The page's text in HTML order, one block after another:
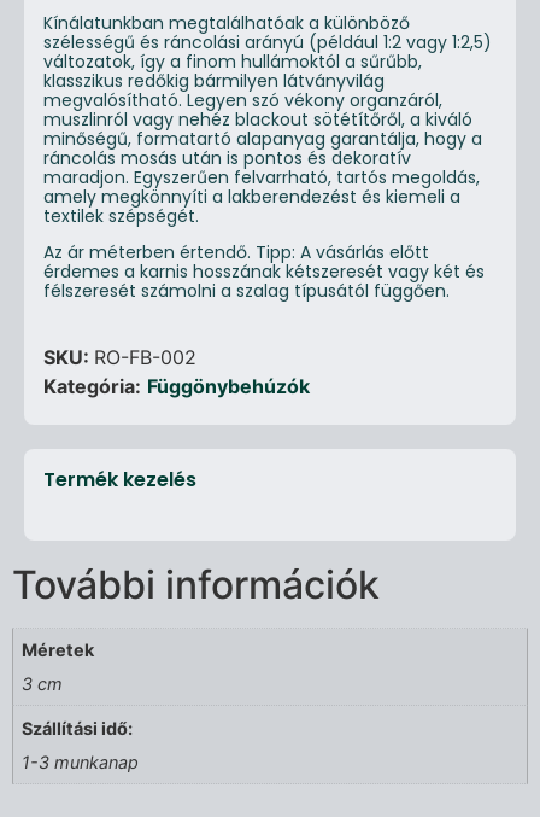
Kínálatunkban megtalálhatóak a különböző
szélességű és ráncolási arányú (például 1:2 vagy 1:2,5)
változatok, így a finom hullámoktól a sűrűbb,
klasszikus redőkig bármilyen látványvilág
megvalósítható. Legyen szó vékony organzáról,
muszlinról vagy nehéz blackout sötétítőről, a kiváló
minőségű, formatartó alapanyag garantálja, hogy a
ráncolás mosás után is pontos és dekoratív
maradjon. Egyszerűen felvarrható, tartós megoldás,
amely megkönnyíti a lakberendezést és kiemeli a
textilek szépségét.
Az ár méterben értendő. Tipp: A vásárlás előtt
érdemes a karnis hosszának kétszeresét vagy két és
félszeresét számolni a szalag típusától függően.
SKU: RO-FB-002
Kategória: Függönybehúzók
Termék kezelés
További információk
Méretek
3 cm
Szállítási idő:
1-3 munkanap